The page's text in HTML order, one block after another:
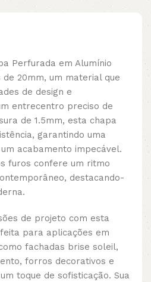
Perfurada em Alumínio
de 20mm, um material que
de design e
entrecentro preciso de
de 1.5mm, esta chapa
garantindo uma
acabamento impecável.
furos confere um ritmo
destacando-
de projeto com esta
para aplicações em
fachadas brise soleil,
forros decorativos e
toque de sofisticação. Sua